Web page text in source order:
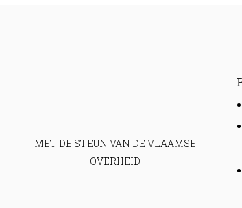
MET DE STEUN VAN DE VLAAMSE
OVERHEID